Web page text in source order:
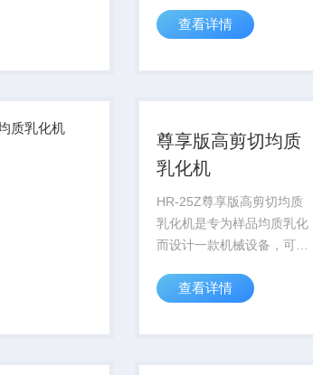
合、从而达到溶液中微生物
可完成样品的处理。均质后
查看详情
尊享版高剪切均质
乳化机
HR-25Z尊享版高剪切均质
乳化机是专为样品均质乳化
而设计一款机械设备，可配
实现样品的分散、均质、乳
用于中批量、中等黏度物
查看详情